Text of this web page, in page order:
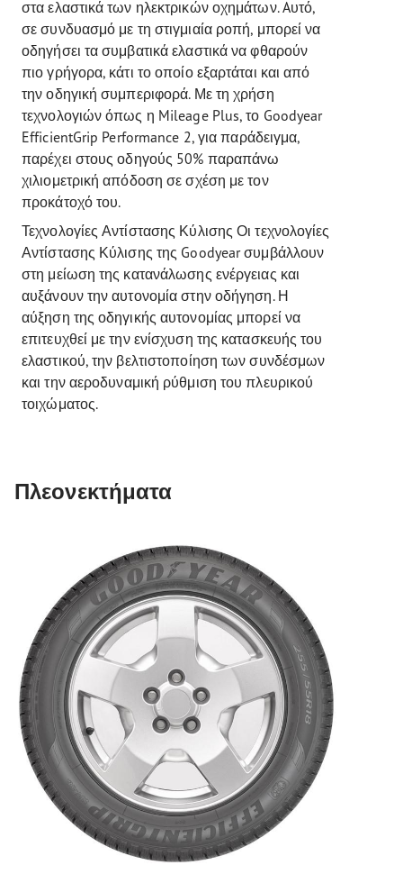
στα ελαστικά των ηλεκτρικών οχημάτων. Aυτό,
σε συνδυασμό με τη στιγμιαία ροπή, μπορεί να
οδηγήσει τα συμβατικά ελαστικά να φθαρούν
πιο γρήγορα, κάτι το οποίο εξαρτάται και από
την οδηγική συμπεριφορά. Με τη χρήση
τεχνολογιών όπως η Mileage Plus, το Goodyear
EfficientGrip Performance 2, για παράδειγμα,
παρέχει στους οδηγούς 50% παραπάνω
χιλιομετρική απόδοση σε σχέση με τον
προκάτοχό του.
Τεχνολογίες Αντίστασης Κύλισης Οι τεχνολογίες
Αντίστασης Κύλισης της Goodyear συμβάλλουν
στη μείωση της κατανάλωσης ενέργειας και
αυξάνουν την αυτονομία στην οδήγηση. Η
αύξηση της οδηγικής αυτονομίας μπορεί να
επιτευχθεί με την ενίσχυση της κατασκευής του
ελαστικού, την βελτιστοποίηση των συνδέσμων
και την αεροδυναμική ρύθμιση του πλευρικού
τοιχώματος.
Πλεονεκτήματα